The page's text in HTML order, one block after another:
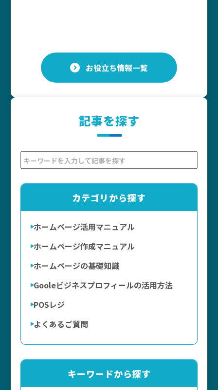
お役立ち情報一覧
記事を探す
カテゴリから探す
ホームページ活用マニュアル
ホームページ作成マニュアル
ホームページの基礎知識
Gooleビジネスプロフィールの活用方法
POSレジ
よくあるご質問
キーワードから探す